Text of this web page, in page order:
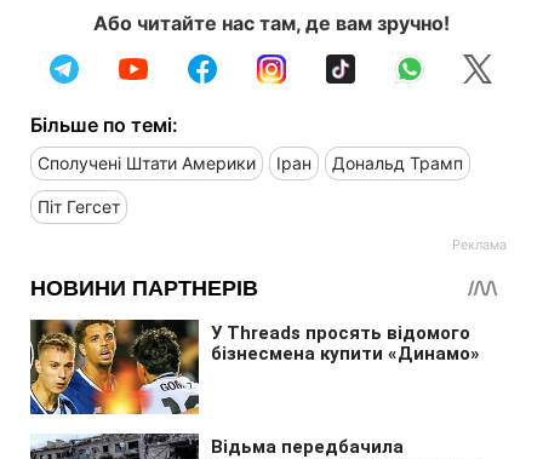
Або читайте нас там, де вам зручно!
Більше по темі:
Сполучені Штати Америки Іран Дональд Трамп
Піт Гегсет